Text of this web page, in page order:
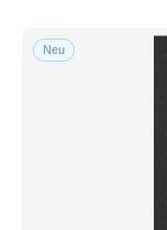
Neu